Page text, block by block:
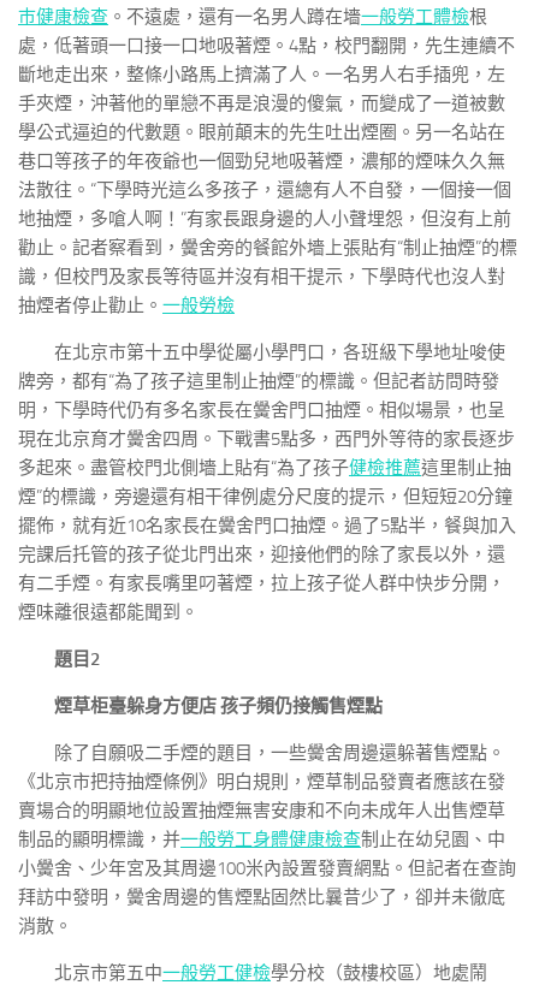
巿健康檢查 。不遠處，還有一名男人蹲在墻一般勞工體檢根
處，低著頭一口接一口地吸著煙。4點，校門翻開，先生連續不
斷地走出來，整條小路馬上擠滿了人。一名男人右手插兜，左
手夾煙，沖著他的單戀不再是浪漫的傻氣，而變成了一道被數
學公式逼迫的代數題。眼前顛末的先生吐出煙圈。另一名站在
巷口等孩子的年夜爺也一個勁兒地吸著煙，濃郁的煙味久久無
法散往。“下學時光這么多孩子，還總有人不自發，一個接一個
地抽煙，多嗆人啊！”有家長跟身邊的人小聲埋怨，但沒有上前
勸止。記者察看到，黌舍旁的餐館外墻上張貼有“制止抽煙”的標
識，但校門及家長等待區并沒有相干提示，下學時代也沒人對
抽煙者停止勸止。 一般勞檢
在北京市第十五中學從屬小學門口，各班級下學地址唆使
牌旁，都有“為了孩子這里制止抽煙”的標識。但記者訪問時發
明，下學時代仍有多名家長在黌舍門口抽煙。相似場景，也呈
現在北京育才黌舍四周。下戰書5點多，西門外等待的家長逐步
多起來。盡管校門北側墻上貼有“為了孩子健檢推薦這里制止抽
煙”的標識，旁邊還有相干律例處分尺度的提示，但短短20分鐘
擺佈，就有近10名家長在黌舍門口抽煙。過了5點半，餐與加入
完課后托管的孩子從北門出來，迎接他們的除了家長以外，還
有二手煙。有家長嘴里叼著煙，拉上孩子從人群中快步分開，
煙味離很遠都能聞到。
題目2
煙草柜臺躲身方便店 孩子頻仍接觸售煙點
除了自願吸二手煙的題目，一些黌舍周邊還躲著售煙點。
《北京市把持抽煙條例》明白規則，煙草制品發賣者應該在發
賣場合的明顯地位設置抽煙無害安康和不向未成年人出售煙草
制品的顯明標識，并一般勞工身體健康檢查制止在幼兒園、中
小黌舍、少年宮及其周邊100米內設置發賣網點。但記者在查詢
拜訪中發明，黌舍周邊的售煙點固然比曩昔少了，卻并未徹底
消散。
北京市第五中一般勞工健檢學分校（鼓樓校區）地處鬧